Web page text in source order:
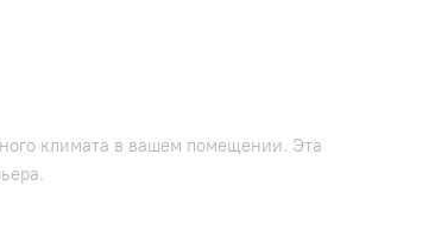
климата в вашем помещении. Эта